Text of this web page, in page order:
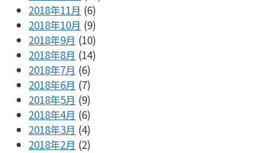
2018年11月 (6)
2018年10月 (9)
2018年9月 (10)
2018年8月 (14)
2018年7月 (6)
2018年6月 (7)
2018年5月 (9)
2018年4月 (6)
2018年3月 (4)
2018年2月 (2)